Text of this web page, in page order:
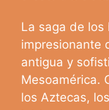
La saga de los
impresionante
antigua y
Mesoamérica.
los Aztecas,